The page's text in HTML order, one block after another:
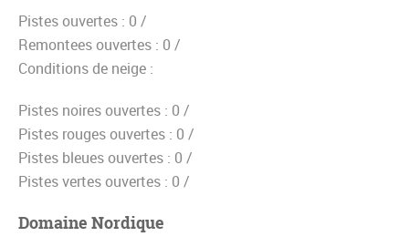
Pistes ouvertes : 0 /
Remontees ouvertes : 0 /
Conditions de neige :
Pistes noires ouvertes : 0 /
Pistes rouges ouvertes : 0 /
Pistes bleues ouvertes : 0 /
Pistes vertes ouvertes : 0 /
Domaine Nordique